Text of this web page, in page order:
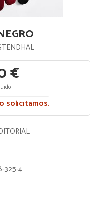
€
solicitamos.
325-4